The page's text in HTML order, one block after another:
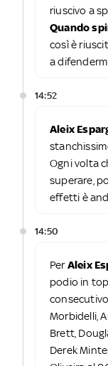
riuscivo a
Quando
così è
a
14:52
Aleix
Ogni volta
superare,
effetti è
14:50
PerAleix
podio in
Morbidelli,
Brett,
Derek